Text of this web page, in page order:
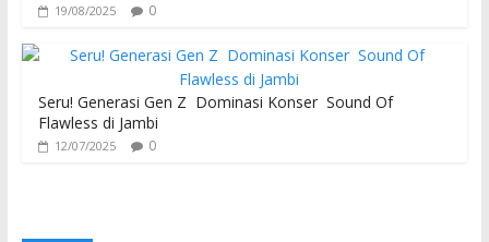
19/08/2025 0
Seru! Generasi Gen Z Dominasi Konser Sound Of
Flawless di Jambi
12/07/2025 0